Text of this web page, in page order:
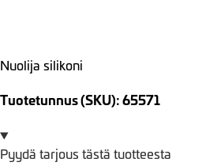
Nuolija silikoni
Tuotetunnus (SKU): 65571
Pyydä tarjous tästä tuotteesta